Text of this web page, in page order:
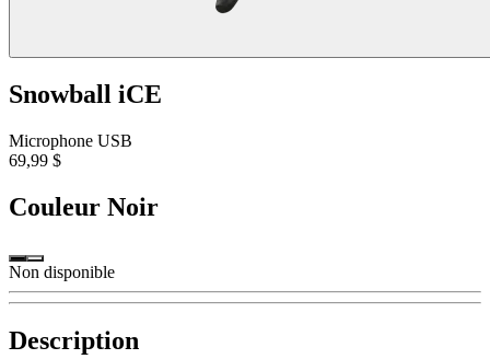
Snowball iCE
Microphone USB
69,99 $
Couleur Noir
Non disponible
Description